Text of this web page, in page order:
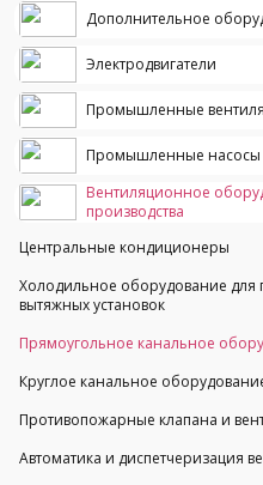
Дополнительное
Электродвигатели
Промышленные
Промышленные насосы
Вентиляционное
производства
Центральные кондиционеры
Холодильное оборудование для
вытяжных установок
Прямоугольное канальное
Круглое канальное
Противопожарные клапана и
Автоматика и диспетчеризация